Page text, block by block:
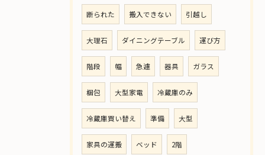
断られた 搬入できない 引越し
大理石 ダイニングテーブル 運び方
階段 幅 急遽 器具 ガラス
梱包 大型家電 冷蔵庫のみ
冷蔵庫買い替え 準備 大型
家具の運搬 ベッド 2階